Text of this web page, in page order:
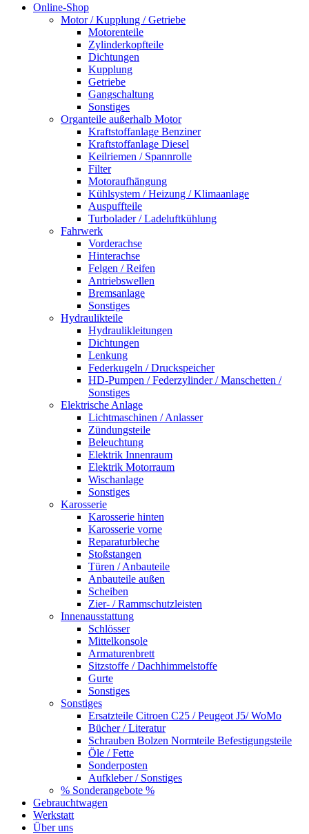
Online-Shop
Motor / Kupplung / Getriebe
Motorenteile
Zylinderkopfteile
Dichtungen
Kupplung
Getriebe
Gangschaltung
Sonstiges
Organteile außerhalb Motor
Kraftstoffanlage Benziner
Kraftstoffanlage Diesel
Keilriemen / Spannrolle
Filter
Motoraufhängung
Kühlsystem / Heizung / Klimaanlage
Auspuffteile
Turbolader / Ladeluftkühlung
Fahrwerk
Vorderachse
Hinterachse
Felgen / Reifen
Antriebswellen
Bremsanlage
Sonstiges
Hydraulikteile
Hydraulikleitungen
Dichtungen
Lenkung
Federkugeln / Druckspeicher
HD-Pumpen / Federzylinder / Manschetten /
Sonstiges
Elektrische Anlage
Lichtmaschinen / Anlasser
Zündungsteile
Beleuchtung
Elektrik Innenraum
Elektrik Motorraum
Wischanlage
Sonstiges
Karosserie
Karosserie hinten
Karosserie vorne
Reparaturbleche
Stoßstangen
Türen / Anbauteile
Anbauteile außen
Scheiben
Zier- / Rammschutzleisten
Innenausstattung
Schlösser
Mittelkonsole
Armaturenbrett
Sitzstoffe / Dachhimmelstoffe
Gurte
Sonstiges
Sonstiges
Ersatzteile Citroen C25 / Peugeot J5/ WoMo
Bücher / Literatur
Schrauben Bolzen Normteile Befestigungsteile
Öle / Fette
Sonderposten
Aufkleber / Sonstiges
% Sonderangebote %
Gebrauchtwagen
Werkstatt
Über uns